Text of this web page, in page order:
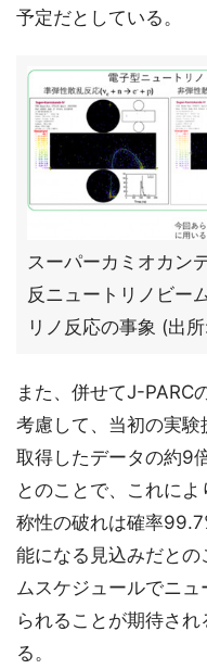
予定だとしている。
スーパーカミオカン
反ニュートリノビー
リノ反応の事象 (出
また、併せてJ-PARC
考慮して、当初の実
取得したデータの約9
とのことで、これに
称性の破れは確率
能になる見込みだとの
ムスケジュールでニ
られることが期待さ
る。